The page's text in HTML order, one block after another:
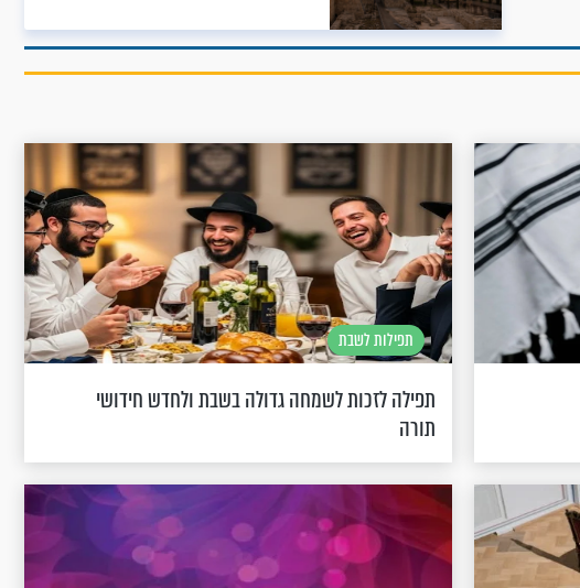
תפילות לשבת
תפילה לזכות לשמחה גדולה בשבת ולחדש חידושי
תורה